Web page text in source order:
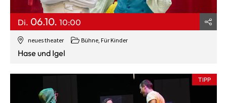
neues theater Bühne Für Kinder
Di. 06.10. 10:00
Hase und Igel
TIPP